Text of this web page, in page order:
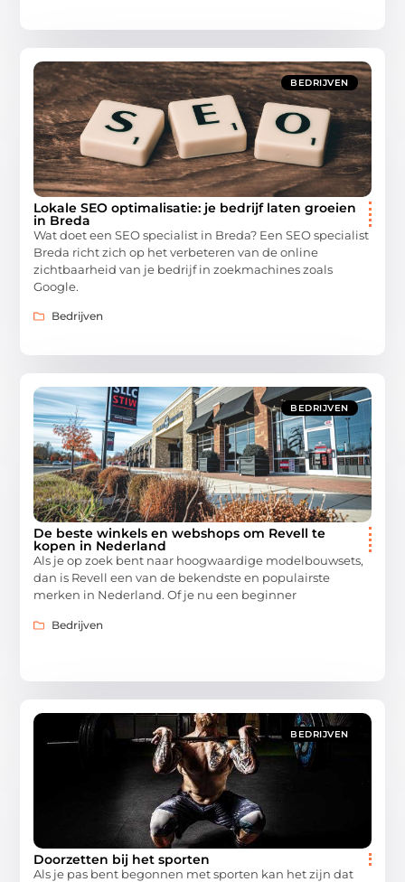
BEDRIJVEN
Lokale SEO optimalisatie: je bedrijf laten groeien
in Breda
Wat doet een SEO specialist in Breda? Een SEO specialist
Breda richt zich op het verbeteren van de online
zichtbaarheid van je bedrijf in zoekmachines zoals
Google.
Bedrijven
BEDRIJVEN
De beste winkels en webshops om Revell te
kopen in Nederland
Als je op zoek bent naar hoogwaardige modelbouwsets,
dan is Revell een van de bekendste en populairste
merken in Nederland. Of je nu een beginner
Bedrijven
BEDRIJVEN
Doorzetten bij het sporten
Als je pas bent begonnen met sporten kan het zijn dat